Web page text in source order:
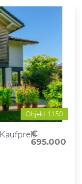
Objekt 1150
Kaufpreis
€
695.000